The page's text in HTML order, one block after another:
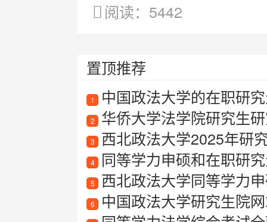
阅读：5442
置顶推荐
1 中国政法大学的在职研
2 华侨大学法学院研究生
3 西北政法大学2025年研
4 同等学力申硕和在职研
5 西北政法大学同等学力
6 中国政法大学研究生院